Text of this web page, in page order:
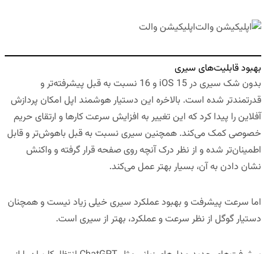
اپلیکیشن والت
بهبود قابلیت‌های سیری
بدون شک سیری در iOS 15 و 16 نسبت به قبل پیشرفته‌تر و
قدرتمندتر شده است. بالاخره این دستیار هوشمند اپل امکان پردازش
آفلاین را پیدا کرد که این تغییر به افزایش سرعت کارها و ارتقای حریم
خصوصی کمک می‌کند. همچنین سیری نسبت به قبل باهوش‌تر و قابل
اطمینان‌تر شده و از نظر درک آنچه روی صفحه قرار گرفته و واکنش
نشان دادن به آن، بسیار بهتر عمل می‌کند.
اما سرعت پیشرفت و بهبود عملکرد سیری خیلی زیاد نیست و همچنان
دستیار گوگل از نظر سرعت و عملکرد، بهتر از سیری است.